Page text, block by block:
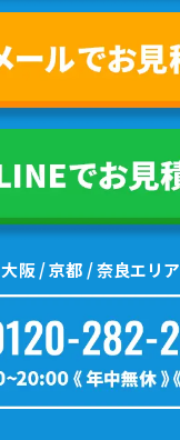
大阪 / 京都 / 奈良エリア